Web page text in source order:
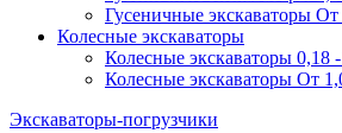
Гусеничные экскаваторы
Колесные экскаваторы
Колесные экскаваторы 0,18
Колесные экскаваторы От
Экскаваторы-погрузчики